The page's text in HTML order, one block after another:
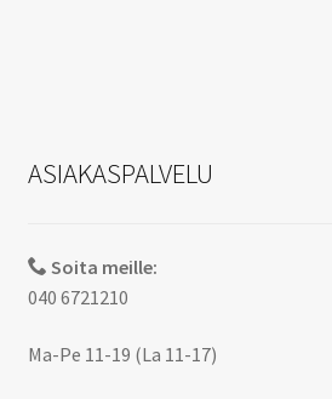
ASIAKASPALVELU
Soita meille:
040 6721210
Ma-Pe 11-19 (La 11-17)